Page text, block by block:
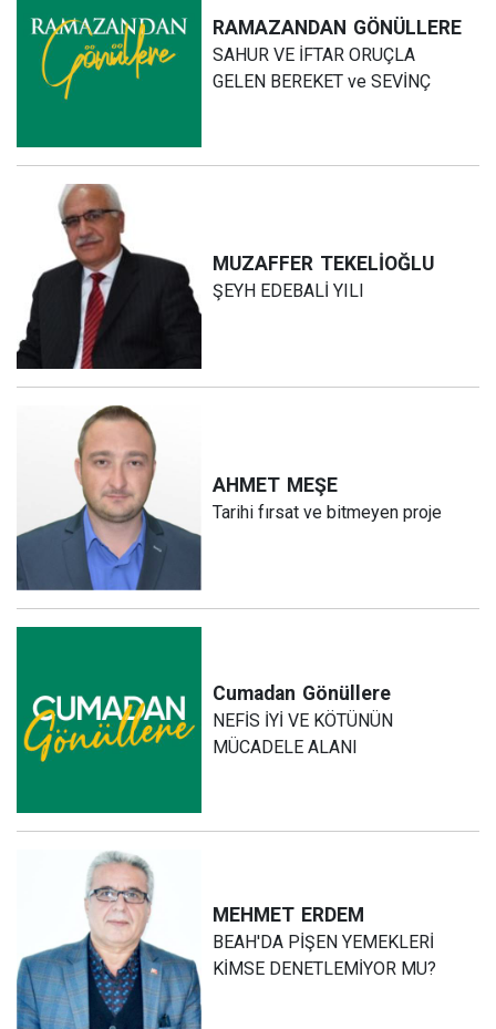
RAMAZANDAN GÖNÜLLERE
SAHUR VE İFTAR ORUÇLA
GELEN BEREKET ve SEVİNÇ
MUZAFFER TEKELİOĞLU
ŞEYH EDEBALİ YILI
AHMET MEŞE
Tarihi fırsat ve bitmeyen proje
Cumadan Gönüllere
NEFİS İYİ VE KÖTÜNÜN
MÜCADELE ALANI
MEHMET ERDEM
BEAH'DA PİŞEN YEMEKLERİ
KİMSE DENETLEMİYOR MU?